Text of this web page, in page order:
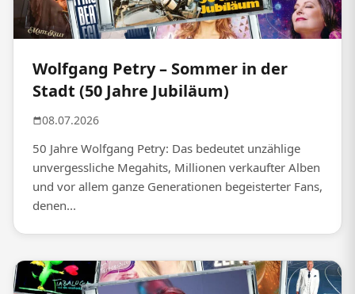
Wolfgang Petry – Sommer in der
Stadt (50 Jahre Jubiläum)
08.07.2026
50 Jahre Wolfgang Petry: Das bedeutet unzählige
unvergessliche Megahits, Millionen verkaufter Alben
und vor allem ganze Generationen begeisterter Fans,
denen...